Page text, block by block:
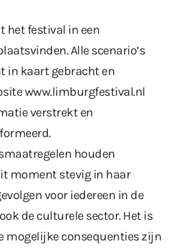
het festival in een
Alle scenario’s
in kaart gebracht en
www.limburgfestival.nl
verstrekt en
houden
moment stevig in haar
voor iedereen in de
de culturele sector. Het is
mogelijke consequenties zijn